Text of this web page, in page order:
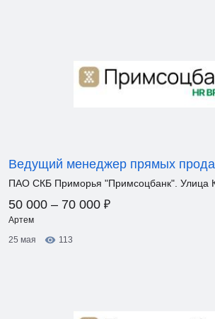
Ведущий менеджер прямых
ПАО СКБ Приморья "Примсоцбанк". Улица
50 000 – 70 000 ₽
Артем
25 мая
113